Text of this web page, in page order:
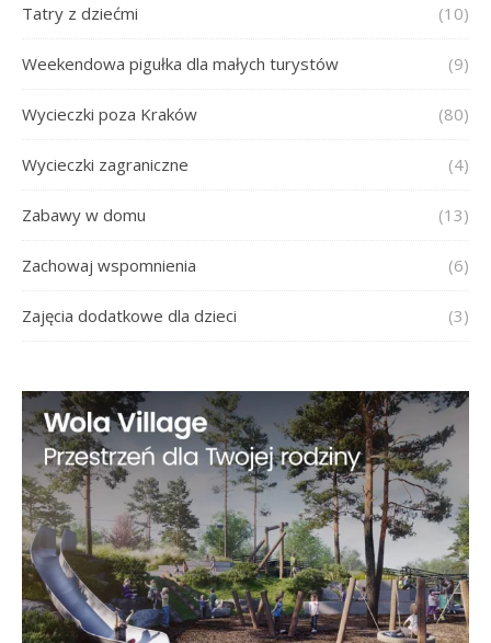
Tatry z dziećmi (10)
Weekendowa pigułka dla małych turystów (9)
Wycieczki poza Kraków (80)
Wycieczki zagraniczne (4)
Zabawy w domu (13)
Zachowaj wspomnienia (6)
Zajęcia dodatkowe dla dzieci (3)